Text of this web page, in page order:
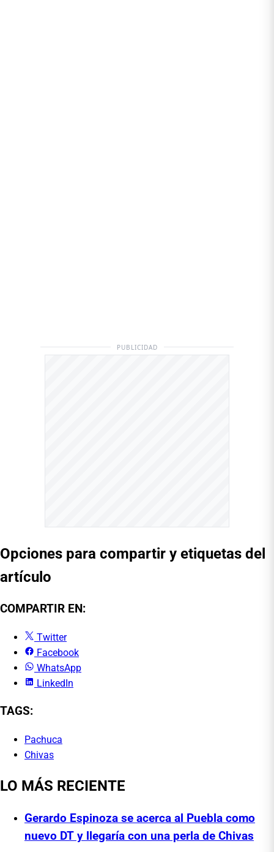
PUBLICIDAD
Opciones para compartir y etiquetas del
artículo
COMPARTIR EN:
Twitter
Facebook
WhatsApp
LinkedIn
TAGS:
Pachuca
Chivas
LO MÁS RECIENTE
Gerardo Espinoza se acerca al Puebla como
nuevo DT y llegaría con una perla de Chivas